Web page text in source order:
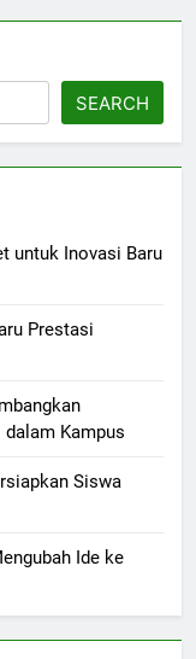
SEARCH
untuk Inovasi Baru
Prestasi
Kampus
Siswa
Ide ke